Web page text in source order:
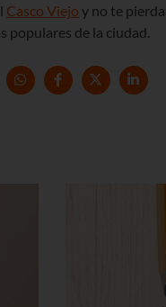
Casco Viejo y no te
populares de la ciudad.